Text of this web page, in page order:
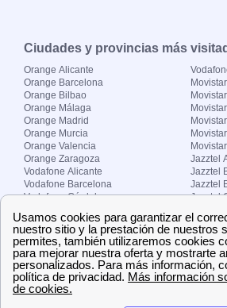
Ciudades y provincias más
Orange Alicante
Orange Barcelona
Orange Bilbao
Orange Málaga
Orange Madrid
Orange Murcia
Orange Valencia
Orange Zaragoza
Vodafone Alicante
Vodafone Barcelona
Vodafone Córdoba
Vodafone Madrid
Vodafone Murcia
Vodafone Valencia
Jazztel
Jazztel
Jazztel
Jazztel
Jazztel
Jazztel
Jazztel
Sobre Zona-internet.com
¿Quiénes somos?